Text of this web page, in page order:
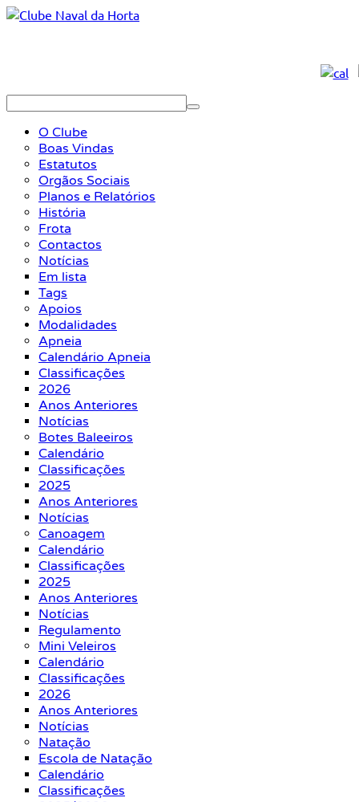
O Clube
Boas Vindas
Estatutos
Orgãos Sociais
Planos e Relatórios
História
Frota
Contactos
Notícias
Em lista
Tags
Apoios
Modalidades
Apneia
Calendário Apneia
Classificações
2026
Anos Anteriores
Notícias
Botes Baleeiros
Calendário
Classificações
2025
Anos Anteriores
Notícias
Canoagem
Calendário
Classificações
2025
Anos Anteriores
Notícias
Regulamento
Mini Veleiros
Calendário
Classificações
2026
Anos Anteriores
Notícias
Natação
Escola de Natação
Calendário
Classificações